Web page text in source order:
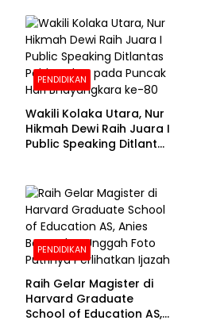
PENDIDIKAN
Wakili Kolaka Utara, Nur
Hikmah Dewi Raih Juara I
Public Speaking Ditlantas
Bhayangkara ke-80
PENDIDIKAN
Raih Gelar Magister di
Harvard Graduate
School of Education AS,